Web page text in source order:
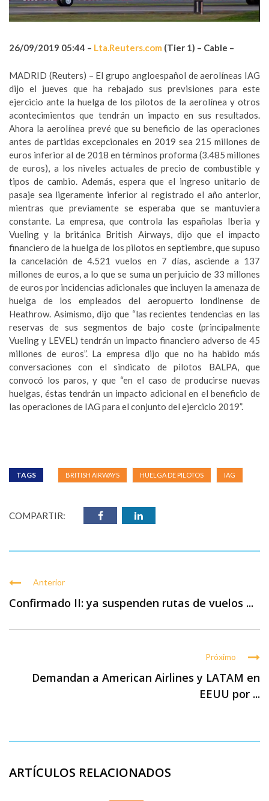
26/09/2019 05:44 – Lta.Reuters.com (Tier 1) – Cable –
MADRID (Reuters) – El grupo angloespañol de aerolíneas IAG
dijo el jueves que ha rebajado sus previsiones para este
ejercicio ante la huelga de los pilotos de la aerolínea y otros
acontecimientos que tendrán un impacto en sus resultados.
Ahora la aerolínea prevé que su beneficio de las operaciones
antes de partidas excepcionales en 2019 sea 215 millones de
euros inferior al de 2018 en términos proforma (3.485 millones
de euros), a los niveles actuales de precio de combustible y
tipos de cambio. Además, espera que el ingreso unitario de
pasaje sea ligeramente inferior al registrado el año anterior,
mientras que previamente se esperaba que se mantuviera
constante. La empresa, que controla las españolas Iberia y
Vueling y la británica British Airways, dijo que el impacto
financiero de la huelga de los pilotos en septiembre, que supuso
la cancelación de 4.521 vuelos en 7 días, asciende a 137
millones de euros, a lo que se suma un perjuicio de 33 millones
de euros por incidencias adicionales que incluyen la amenaza de
huelga de los empleados del aeropuerto londinense de
Heathrow. Asimismo, dijo que “las recientes tendencias en las
reservas de sus segmentos de bajo coste (principalmente
Vueling y LEVEL) tendrán un impacto financiero adverso de 45
millones de euros”. La empresa dijo que no ha habido más
conversaciones con el sindicato de pilotos BALPA, que
convocó los paros, y que “en el caso de producirse nuevas
huelgas, éstas tendrán un impacto adicional en el beneficio de
las operaciones de IAG para el conjunto del ejercicio 2019”.
TAGS BRITISH AIRWAYS HUELGA DE PILOTOS IAG
COMPARTIR:
Anterior
Confirmado II: ya suspenden rutas de vuelos ...
Próximo
Demandan a American Airlines y LATAM en
EEUU por ...
ARTÍCULOS RELACIONADOS